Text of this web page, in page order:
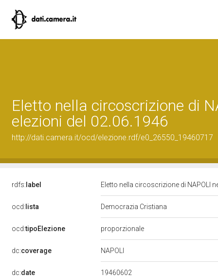
Eletto nella circoscrizione di
elezioni del 02.06.1946
http://dati.camera.it/ocd/elezione.rdf/e0_26550_19460717
rdfs: label Eletto nella circoscrizione di NAPOLI
ocd: lista Democrazia Cristiana
ocd:tipoElezione proporzionale
dc:coverage NAPOLI
dc:date 19460602